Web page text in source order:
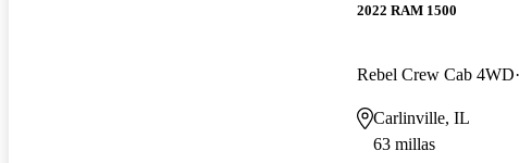
2022 RAM 1500
Rebel Crew Cab 4WD
Carlinville, IL
63 millas